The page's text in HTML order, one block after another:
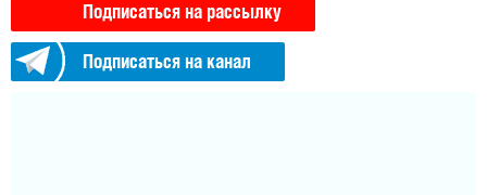
Подписаться на рассылку
Подписаться на канал